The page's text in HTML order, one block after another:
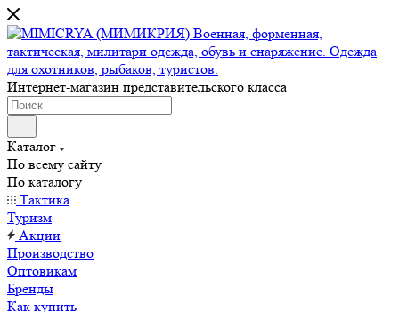
Интернет-магазин представительского класса
Каталог
По всему сайту
По каталогу
Тактика
Туризм
Акции
Производство
Оптовикам
Бренды
Как купить